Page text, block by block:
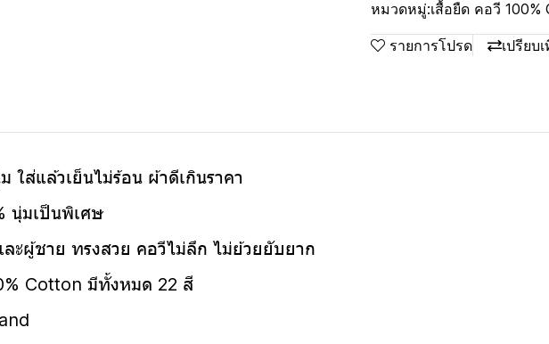
หมวดหมู่:เสื้อยืด คอวี 100%
รายการโปรด เปรียบ
ใส่แล้วเย็นไม่ร้อน ผ้าดีเกินราคา
นุ่มเป็นพิเศษ
ะผู้ชาย ทรงสวย คอวีไม่ลึก ไม่ย้วยยับยาก
Cotton มีทั้งหมด 22 สี